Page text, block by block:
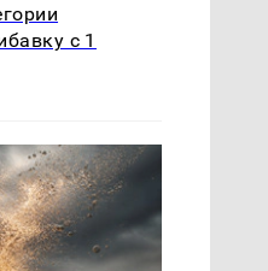
с 1